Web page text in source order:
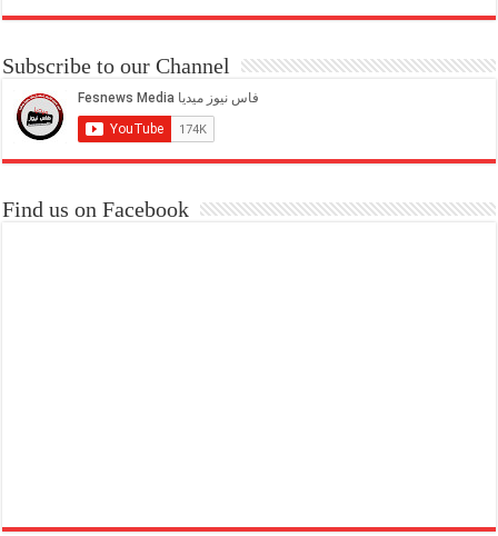
Subscribe to our Channel
Find us on Facebook